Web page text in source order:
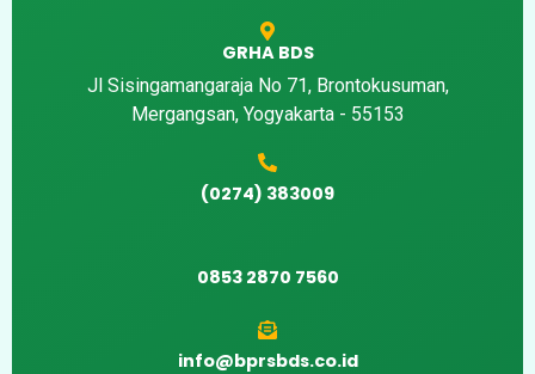
GRHA BDS
Jl Sisingamangaraja No 71, Brontokusuman,
Mergangsan, Yogyakarta - 55153
(0274) 383009
0853 2870 7560
info@bprsbds.co.id